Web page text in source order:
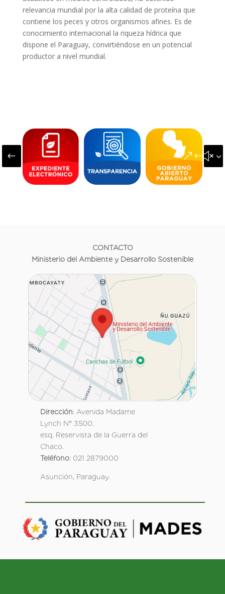
relevancia mundial por la alta calidad de proteína que
contiene los peces y otros organismos afines. Es de
conocimiento internacional la riqueza hídrica que
dispone el Paraguay, convirtiéndose en un potencial
productor a nivel mundial.
#
CONTACTO
Ministerio del Ambiente y Desarrollo Sostenible
Dirección: Avenida Madame
Lynch N° 3500.
esq. Reservista de la Guerra del
Chaco.
Teléfono: 021 2879000
Asunción, Paraguay.